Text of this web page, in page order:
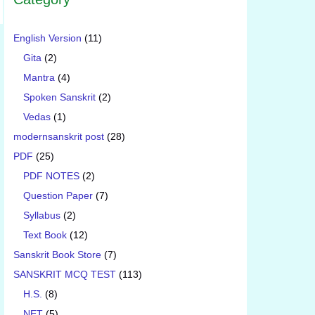
English Version (11)
Gita (2)
Mantra (4)
Spoken Sanskrit (2)
Vedas (1)
modernsanskrit post (28)
PDF (25)
PDF NOTES (2)
Question Paper (7)
Syllabus (2)
Text Book (12)
Sanskrit Book Store (7)
SANSKRIT MCQ TEST (113)
H.S. (8)